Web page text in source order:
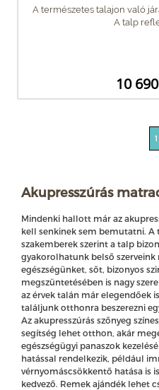
A természetes talajon való
A talp
10
1
Akupresszúrás
Mindenki hallott már az
kell senkinek sem bemutatni.
szakemberek szerint a talp
gyakorolhatunk belső
egészségünket, sőt, bizonyos
megszüntetésében is nagy
az érvek talán már elegendőek
találjunk otthonra beszerezni
Az akupresszúrás szőnyeg
segítség lehet otthon, akár
egészségügyi panaszok
hatással rendelkezik, például
vérnyomáscsökkentő hatása is
kedvező. Remek ajándék lehet